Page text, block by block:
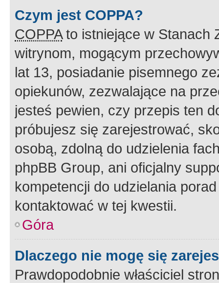
Czym jest COPPA?
COPPAto istniejące w Stanach
witrynom, mogącym
lat 13, posiadanie pisemnego
opiekunów, zezwalające na
jesteś pewien, czy przepis ten
próbujesz się zarejestrować,
osobą, zdolną do udzielenia
phpBB Group, ani oficjalny
kompetencji do udzielania
kontaktować w tej kwestii.
Góra
Dlaczego nie mogę się
Prawdopodobnie właściciel